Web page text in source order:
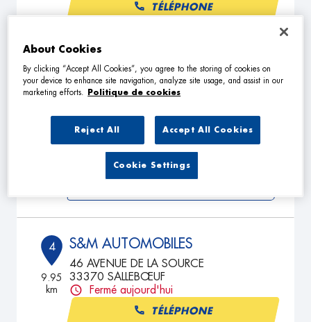
TÉLÉPHONE
3 GARAGE KRIS AUTO
33141 VILLEGOUGE
4
9.95
km
S&M AUTOMOBILES
46 AVENUE DE LA SOURCE
33370 SALLEBŒUF
Fermé aujourd'hui
TÉLÉPHONE
About Cookies
By clicking “Accept All Cookies”, you agree to the storing of cookies on
your device to enhance site navigation, analyze site usage, and assist in our
marketing efforts.
Politique de cookies
Reject All Accept All Cookies
Cookie Settings